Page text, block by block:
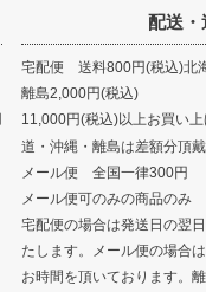
配送・
宅配便 送料800円(税込)北
離島2,000円(税込)
11,000円(税込)以上お買い
道・沖縄・離島は差額分頂
メール便 全国一律300円
メール便可のみの商品のみ
宅配便の場合は発送日の翌
たします。メール便の場合
お時間を頂いております。